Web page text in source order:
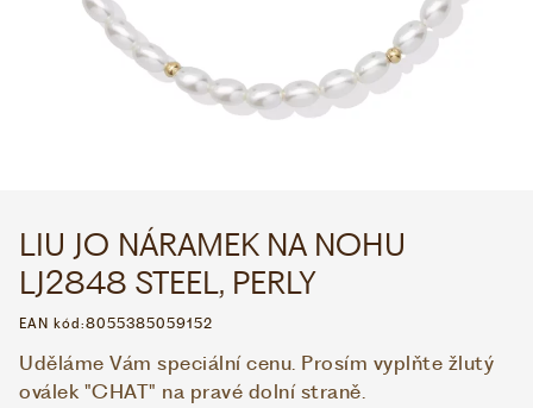
WHATSAPP VIBER
VOLEJTE 9:00–18:00+420 775 138 346
LIU JO NÁRAMEK NA NOHU
LJ2848 STEEL, PERLY
EAN kód:8055385059152
Uděláme Vám speciální cenu. Prosím vyplňte žlutý
oválek "CHAT" na pravé dolní straně.